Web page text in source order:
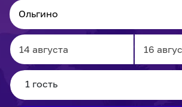
Navigate
forward
to
Navigate
to